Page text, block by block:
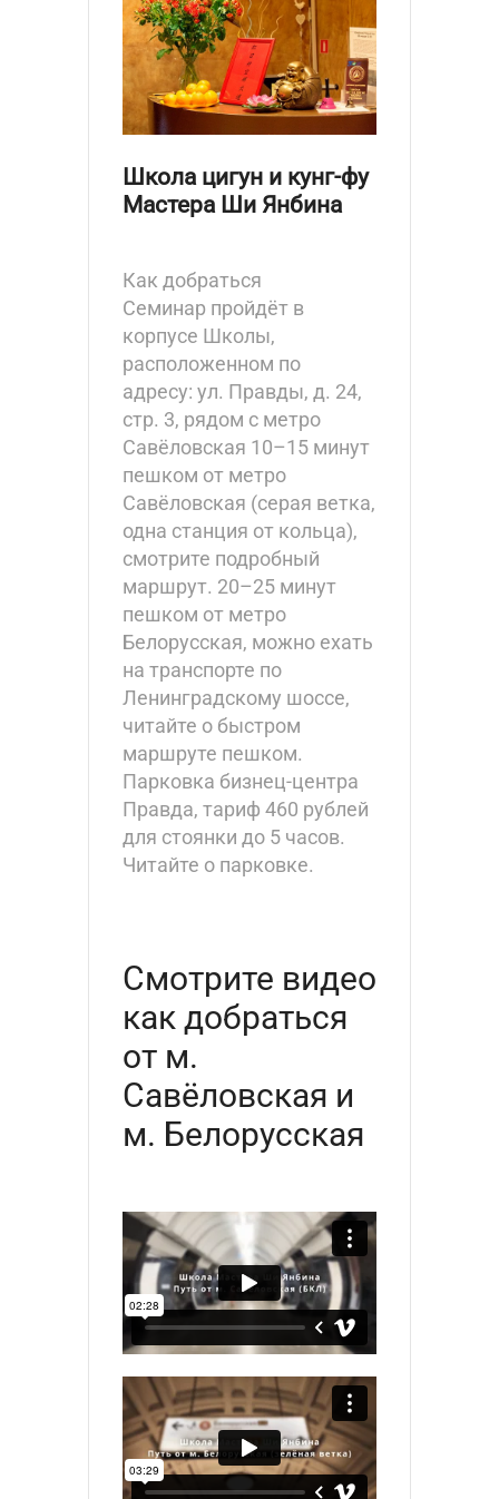
Школа цигун и кунг-фу
Мастера Ши Янбина
Как добраться
Семинар пройдёт в
корпусе Школы,
расположенном по
адресу: ул. Правды, д. 24,
стр. 3, рядом с метро
Савёловская 10–15 минут
пешком от метро
Савёловская (серая ветка,
одна станция от кольца),
смотрите подробный
маршрут. 20–25 минут
пешком от метро
Белорусская, можно ехать
на транспорте по
Ленинградскому шоссе,
читайте о быстром
маршруте пешком.
Парковка бизнец-центра
Правда, тариф 460 рублей
для стоянки до 5 часов.
Читайте о парковке.
Смотрите видео
как добраться
от м.
Савёловская и
м. Белорусская